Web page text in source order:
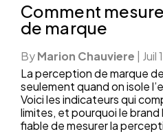
Comment
de marque
ByMarion Chauviere
Juil
La perception de marque
seulement quand on isole
Voici les indicateurs qui
limites, et pourquoi le
fiable de mesurer la